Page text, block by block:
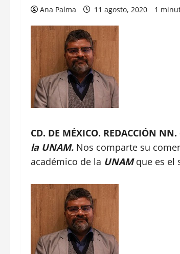
Ana Palma 11 agosto, 2020 1
CD. DE MÉXICO. REDACCIÓN NN.
la UNAM. Nos comparte su
académico de la UNAMque es el